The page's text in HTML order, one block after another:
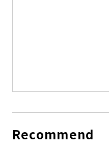
Recommend